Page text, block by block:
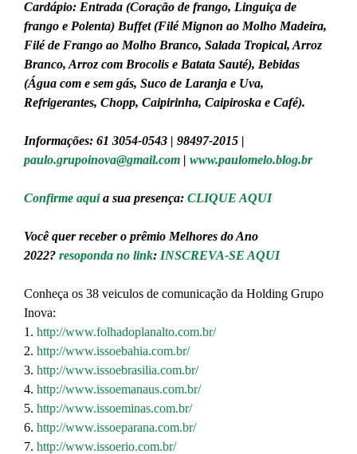
Cardápio: Entrada (Coração de frango, Linguiça de
frango e Polenta) Buffet (Filé Mignon ao Molho Madeira,
Filé de Frango ao Molho Branco, Salada Tropical, Arroz
Branco, Arroz com Brocolis e Batata Sauté), Bebidas
(Água com e sem gás, Suco de Laranja e Uva,
Refrigerantes, Chopp, Caipirinha, Caipiroska e Café).
Informações: 61 3054-0543 | 98497-2015 |
paulo.grupoinova@gmail.com | www.paulomelo.blog.br
Confirme aquia sua presença: CLIQUE AQUI
Você quer receber o prêmio Melhores do Ano
2022? resoponda no link: INSCREVA-SE AQUI
Conheça os 38 veiculos de comunicação da Holding Grupo
Inova:
1. http://www.folhadoplanalto.com.br/
2. http://www.issoebahia.com.br/
3. http://www.issoebrasilia.com.br/
4. http://www.issoemanaus.com.br/
5. http://www.issoeminas.com.br/
6. http://www.issoeparana.com.br/
7. http://www.issoerio.com.br/